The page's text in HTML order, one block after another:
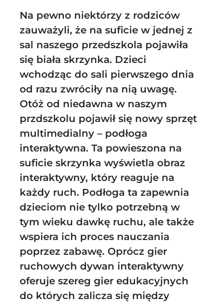
Na pewno niektórzy z rodziców
zauważyli, że na suficie w jednej z
sal naszego przedszkola pojawiła
się biała skrzynka. Dzieci
wchodząc do sali pierwszego dnia
od razu zwróciły na nią uwagę.
Otóż od niedawna w naszym
przdszkolu pojawił się nowy sprzęt
multimedialny – podłoga
interaktywna. Ta powieszona na
suficie skrzynka wyświetla obraz
interaktywny, który reaguje na
każdy ruch. Podłoga ta zapewnia
dzieciom nie tylko potrzebną w
tym wieku dawkę ruchu, ale także
wspiera ich proces nauczania
poprzez zabawę. Oprócz gier
ruchowych dywan interaktywny
oferuje szereg gier edukacyjnych
do których zalicza się między